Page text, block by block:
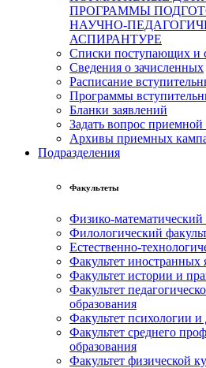
ПРОГРАММЫ
НАУЧНО-
АСПИРАНТУРЕ
Списки поступающих и
Сведения о зачисленных
Расписание
Программы
Бланки заявлений
Задать вопрос
Архивы приемных
Подразделения
Факультеты
Физико-математический
Филологический
Естественно-
Факультет иностранных
Факультет истории и
Факультет
образования
Факультет психологии и
Факультет среднего
образования
Факультет физической